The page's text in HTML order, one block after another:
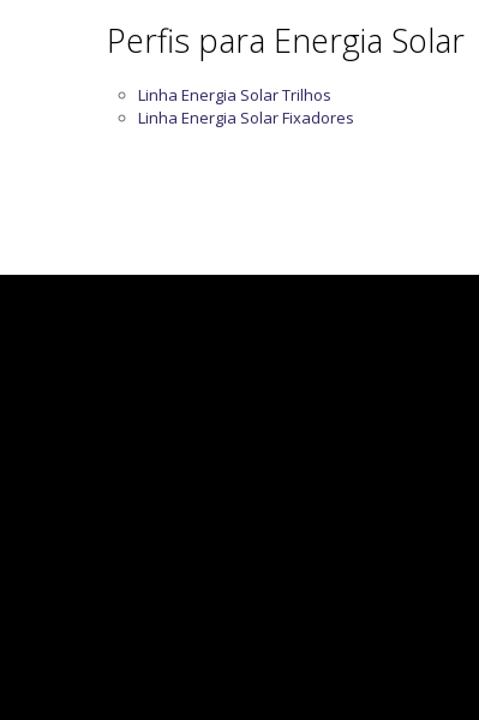
Perfis para Energia Solar
Linha Energia Solar Trilhos
Linha Energia Solar Fixadores